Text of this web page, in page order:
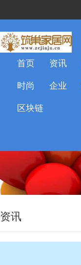
首页 资讯
时尚 企业
区块链
资讯